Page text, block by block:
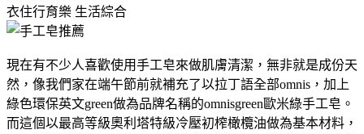
衣住行育樂 生活綜合
現在有不少人喜歡使用手工皂來做肌膚清潔，無非就是成份天
然，像我們家在端午節前就補充了以拉丁語全部omnis，加上
綠色環保英文green做為品牌名稱的omnisgreen歐米綠手工皂。
而這個以最高等級奧利塔特級冷壓初榨橄欖油做為基本材料，